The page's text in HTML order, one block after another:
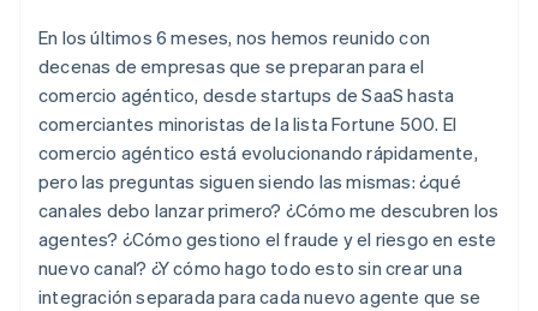
En los últimos 6 meses, nos hemos reunido con
decenas de empresas que se preparan para el
comercio agéntico, desde startups de SaaS hasta
comerciantes minoristas de la lista Fortune 500. El
comercio agéntico está evolucionando rápidamente,
pero las preguntas siguen siendo las mismas: ¿qué
canales debo lanzar primero? ¿Cómo me descubren los
agentes? ¿Cómo gestiono el fraude y el riesgo en este
nuevo canal? ¿Y cómo hago todo esto sin crear una
integración separada para cada nuevo agente que se